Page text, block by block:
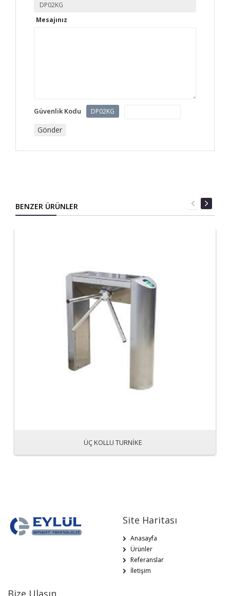
Mesajınız
Güvenlik Kodu DP02KG
BENZER ÜRÜNLER
ÜÇ KOLLU TURNİKE
Site Haritası
Anasayfa
Ürünler
Referanslar
İletişim